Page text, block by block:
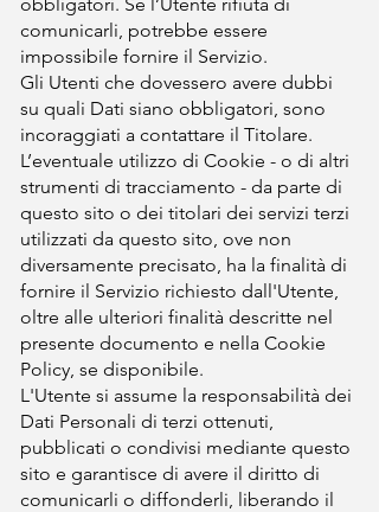
comunicarli, potrebbe essere
impossibile fornire il Servizio.
Gli Utenti che dovessero avere dubbi
su quali Dati siano obbligatori, sono
incoraggiati a contattare il Titolare.
L’eventuale utilizzo di Cookie - o di altri
strumenti di tracciamento - da parte di
questo sito o dei titolari dei servizi terzi
utilizzati da questo sito, ove non
diversamente precisato, ha la finalità di
fornire il Servizio richiesto dall'Utente,
oltre alle ulteriori finalità descritte nel
presente documento e nella Cookie
Policy, se disponibile.
L'Utente si assume la responsabilità dei
Dati Personali di terzi ottenuti,
pubblicati o condivisi mediante questo
sito e garantisce di avere il diritto di
comunicarli o diffonderli, liberando il